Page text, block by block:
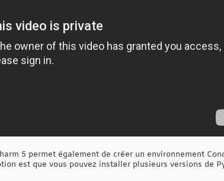
5 permet également de créer un environnement
est que vous pouvez installer plusieurs versions de